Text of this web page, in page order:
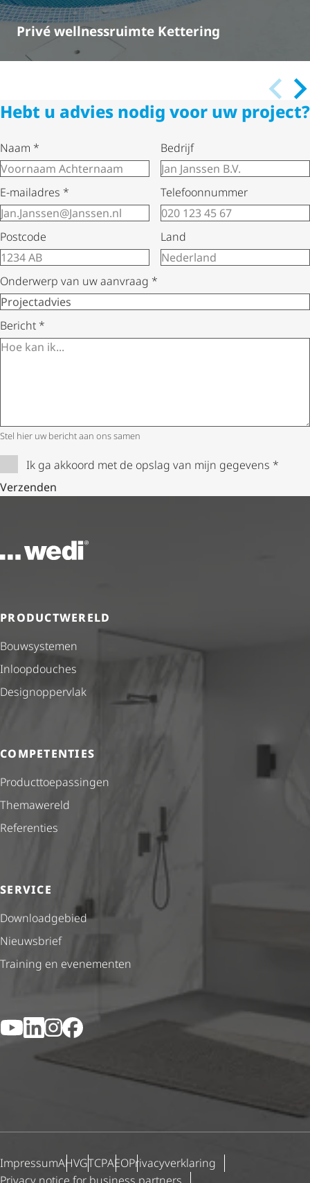
Privé wellnessruimte Kettering
Hebt u advies nodig voor uw project?
Naam * Bedrijf
E-mailadres * Telefoonnummer
Postcode Land
Onderwerp van uw aanvraag *
Bericht *
Stel hier uw bericht aan ons samen
Ik ga akkoord met de opslag van mijn gegevens *
Verzenden
Naar de startpagina
PRODUCTWERELD
Bouwsystemen
Inloopdouches
Desig­nop­per­vlak
COMPETENTIES
Product­toe­pas­singen
Themawereld
Referenties
SERVICE
Downloadgebied
Nieuwsbrief
Training en evenementen
YouTubeLinkedIn
Instagram
Facebook
ImpressumAHVGTCPAEOPriva­cy­ver­kla­ring